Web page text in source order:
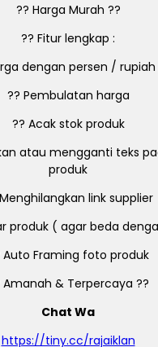
?? Harga Murah ??
?? Fitur lengkap :
dengan persen /
?? Pembulatan harga
?? Acak stok produk
atau mengganti teks
produk
link supplier
produk ( agar beda
Auto Framing foto produk
Amanah & Terpercaya ??
Chat Wa
https://tiny.cc/rajaiklan